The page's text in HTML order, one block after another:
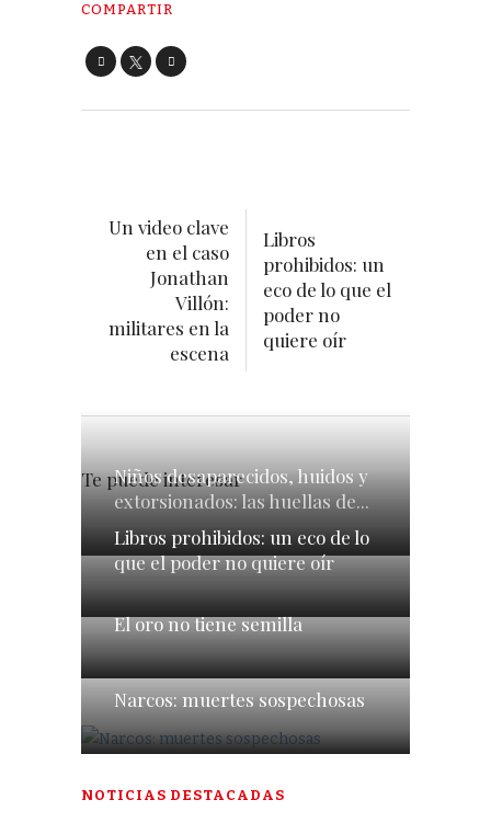
COMPARTIR
Un video clave
en el caso
Jonathan
Villón:
militares en la
escena
Libros
prohibidos: un
eco de lo que el
poder no
quiere oír
Te puede interesar
Niños desaparecidos, huidos y
extorsionados: las huellas de...
Libros prohibidos: un eco de lo
que el poder no quiere oír
El oro no tiene semilla
Narcos: muertes sospechosas
NOTICIAS DESTACADAS